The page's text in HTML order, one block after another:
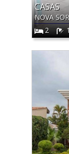
CASAS
NOVA
2